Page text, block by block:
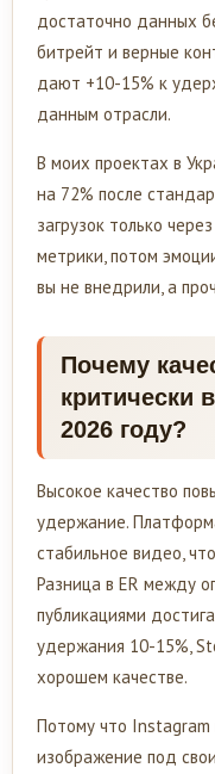
достаточно данных
битрейт и верные
дают +10-15% к
данным отрасли.
В моих проектах в
на 72% после
загрузок только
метрики, потом
вы не внедрили, а
Почему
критически
2026 году?
Высокое качество
удержание.
стабильное видео,
Разница в ER между
публикациями
удержания 10-15%,
хорошем качестве.
Потому что Instagram
изображение под